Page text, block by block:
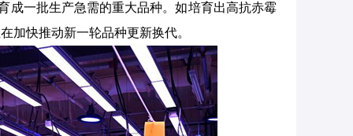
成一批生产急需的重大品种。如培育出高抗赤霉
加快推动新一轮品种更新换代。